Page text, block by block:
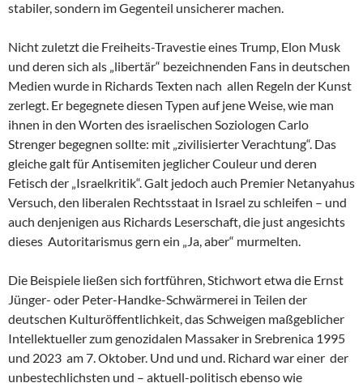
stabiler, sondern im Gegenteil unsicherer machen.
Nicht zuletzt die Freiheits-Travestie eines Trump, Elon Musk
und deren sich als „libertär“ bezeichnenden Fans in deutschen
Medien wurde in Richards Texten nach allen Regeln der Kunst
zerlegt. Er begegnete diesen Typen auf jene Weise, wie man
ihnen in den Worten des israelischen Soziologen Carlo
Strenger begegnen sollte: mit „zivilisierter Verachtung“. Das
gleiche galt für Antisemiten jeglicher Couleur und deren
Fetisch der „Israelkritik“. Galt jedoch auch Premier Netanyahus
Versuch, den liberalen Rechtsstaat in Israel zu schleifen – und
auch denjenigen aus Richards Leserschaft, die just angesichts
dieses Autoritarismus gern ein „Ja, aber“ murmelten.
Die Beispiele ließen sich fortführen, Stichwort etwa die Ernst
Jünger- oder Peter-Handke-Schwärmerei in Teilen der
deutschen Kulturöffentlichkeit, das Schweigen maßgeblicher
Intellektueller zum genozidalen Massaker in Srebrenica 1995
und 2023 am 7. Oktober. Und und und. Richard war einer der
unbestechlichsten und – aktuell-politisch ebenso wie